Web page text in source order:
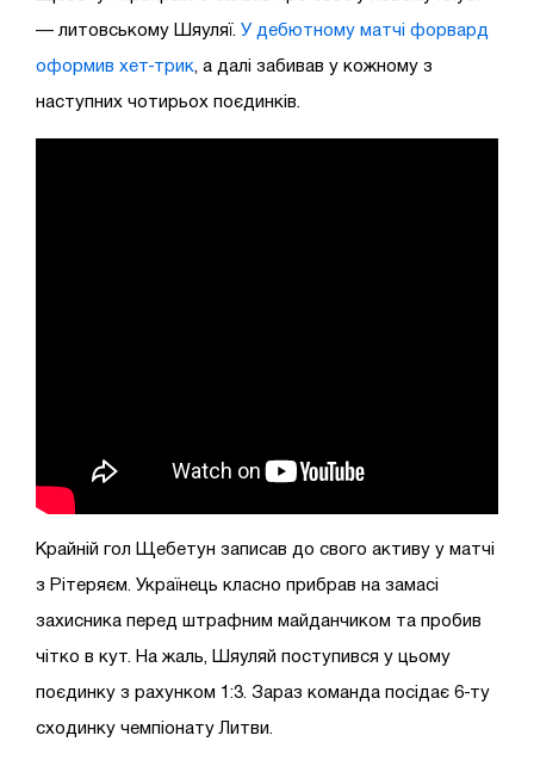
— литовському Шяуляї. У дебютному матчі форвард
оформив хет-трик , а далі забивав у кожному з
наступних чотирьох поєдинків.
Крайній гол Щебетун записав до свого активу у матчі
з Рітеряєм. Українець класно прибрав на замасі
захисника перед штрафним майданчиком та пробив
чітко в кут. На жаль, Шяуляй поступився у цьому
поєдинку з рахунком 1:3. Зараз команда посідає 6-ту
сходинку чемпіонату Литви.